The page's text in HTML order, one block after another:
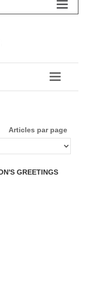
Articles par page
GREETINGS